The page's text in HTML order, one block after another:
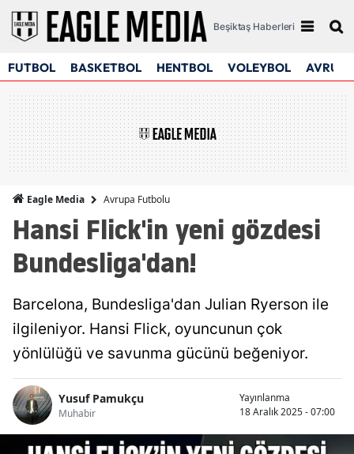
Beşiktaş Haberleri
FUTBOL BASKETBOL HENTBOL VOLEYBOL
Eagle Media Avrupa Futbolu
Hansi Flick'in yeni gözdesi
Bundesliga'dan!
Barcelona, Bundesliga'dan Julian Ryerson ile
ilgileniyor. Hansi Flick, oyuncunun çok
yönlülüğü ve savunma gücünü beğeniyor.
Yusuf Pamukçu
Muhabir
Yayınlanma
18 Aralık 2025 - 07:00